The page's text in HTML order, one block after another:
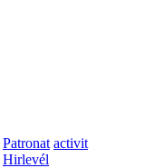
Patronat activit
Hirlevél